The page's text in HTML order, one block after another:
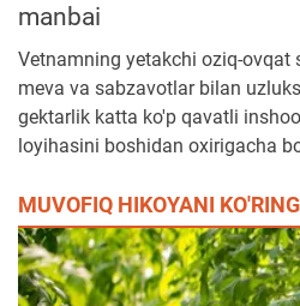
manbai
Vetnamning yetakchi oziq-ovqat
meva va sabzavotlar bilan
gektarlik katta ko'p qavatli
loyihasini boshidan oxirigacha
MUVOFIQ HIKOYANI KO'RING